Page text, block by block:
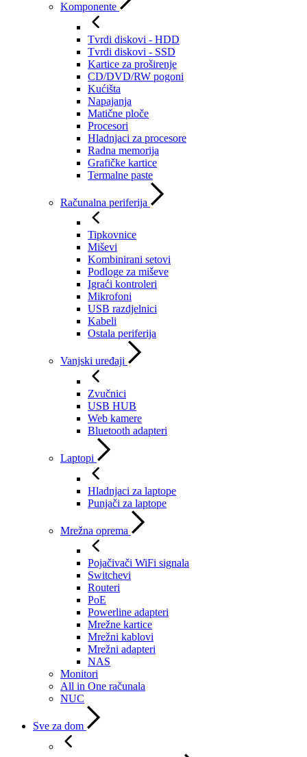
Komponente
Tvrdi diskovi - HDD
Tvrdi diskovi - SSD
Kartice za proširenje
CD/DVD/RW pogoni
Kućišta
Napajanja
Matične ploče
Procesori
Hladnjaci za procesore
Radna memorija
Grafičke kartice
Termalne paste
Računalna periferija
Tipkovnice
Miševi
Kombinirani setovi
Podloge za miševe
Igraći kontroleri
Mikrofoni
USB razdjelnici
Kabeli
Ostala periferija
Vanjski uređaji
Zvučnici
USB HUB
Web kamere
Bluetooth adapteri
Laptopi
Hladnjaci za laptope
Punjači za laptope
Mrežna oprema
Pojačivači WiFi signala
Switchevi
Routeri
PoE
Powerline adapteri
Mrežne kartice
Mrežni kablovi
Mrežni adapteri
NAS
Monitori
All in One računala
NUC
Sve za dom